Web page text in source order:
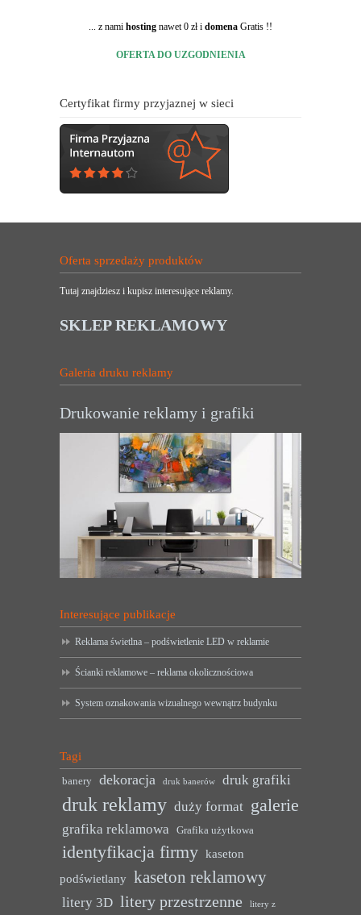
... z nami hosting nawet 0 zł i domena Gratis !!
OFERTA DO UZGODNIENIA
Certyfikat firmy przyjaznej w sieci
Oferta sprzedaży produktów
Tutaj znajdziesz i kupisz interesujące reklamy.
SKLEP REKLAMOWY
Galeria druku reklamy
Drukowanie reklamy i grafiki
Interesujące publikacje
Reklama świetlna – podświetlenie LED w reklamie
Ścianki reklamowe – reklama okolicznościowa
System oznakowania wizualnego wewnątrz budynku
Tagi
banery dekoracja druk banerów druk grafiki
druk reklamy duży format galerie
grafika reklamowa Grafika użytkowa
identyfikacja firmy kaseton
podświetlany kaseton reklamowy
litery 3D litery przestrzenne litery z